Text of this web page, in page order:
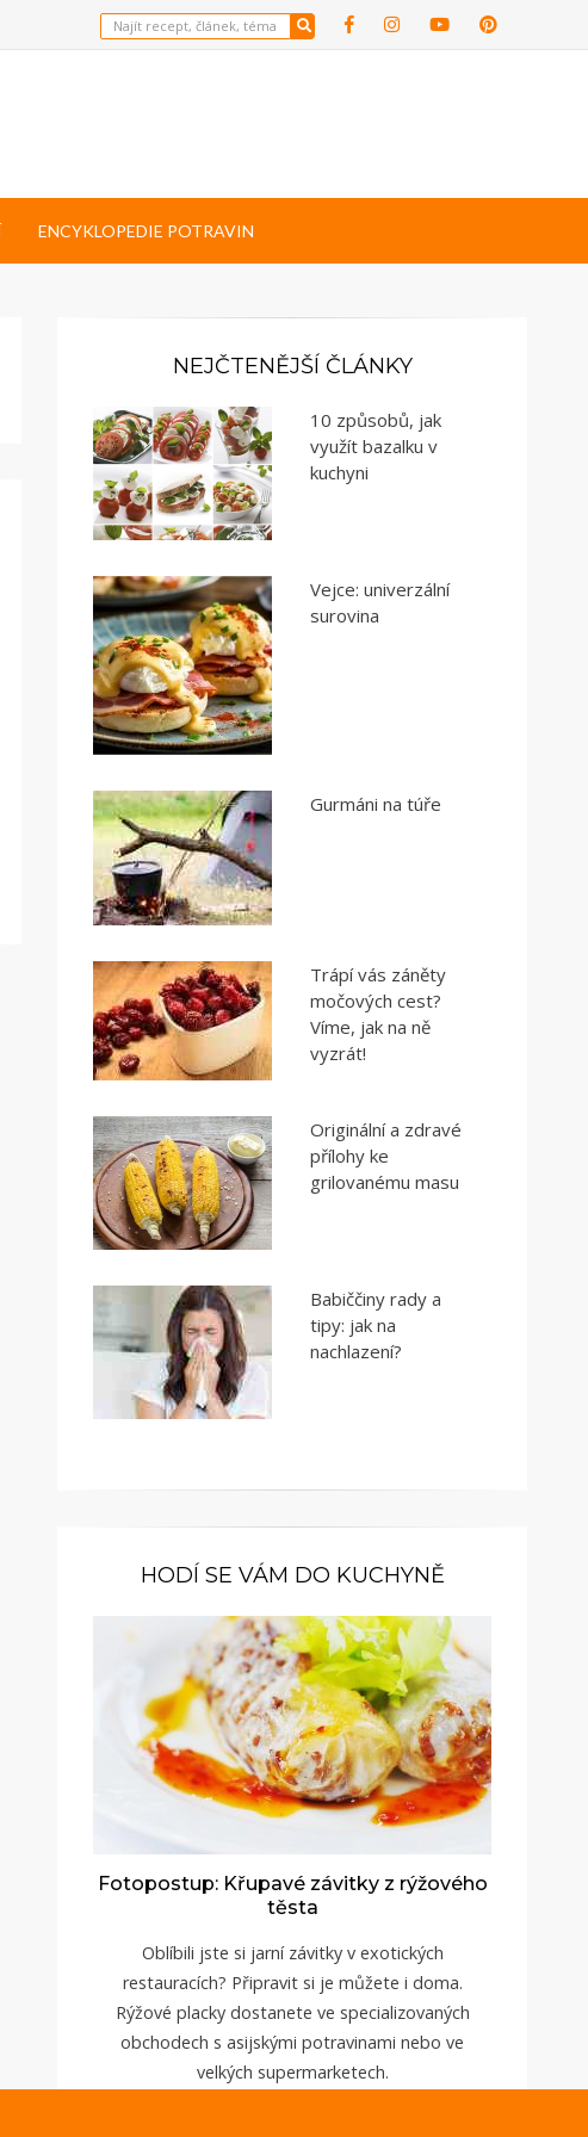
ENCYKLOPEDIE POTRAVIN
NEJČTENĚJŠÍ ČLÁNKY
10 způsobů, jak
využít bazalku v
kuchyni
Vejce: univerzální
surovina
Gurmáni na túře
Trápí vás záněty
močových cest?
Víme, jak na ně
vyzrát!
Originální a zdravé
přílohy ke
grilovanému masu
Babiččiny rady a
tipy: jak na
nachlazení?
HODÍ SE VÁM DO KUCHYNĚ
Fotopostup: Křupavé závitky z rýžového
těsta
Oblíbili jste si jarní závitky v exotických
restauracích? Připravit si je můžete i doma.
Rýžové placky dostanete ve specializovaných
obchodech s asijskými potravinami nebo ve
velkých supermarketech.